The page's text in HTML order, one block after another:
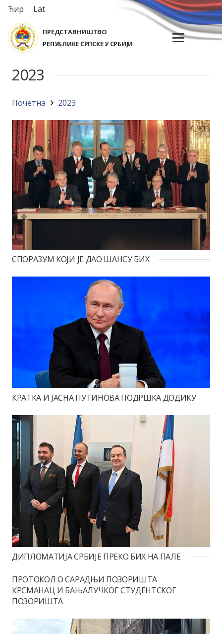
Ћир Lat
ПРЕДСТАВНИШТВО
РЕПУБЛИКЕ СРПСКЕ У СРБИЈИ
2023
Почетна 2023
СПОРАЗУМ КОЈИ ЈЕ ДАО ШАНСУ БИХ
КРАТКА И ЈАСНА ПУТИНОВА ПОДРШКА ДОДИКУ
ДИПЛОМАТИЈА СРБИЈЕ ПРЕКО БИХ НА ПАЛЕ
ПРОТОКОЛ О САРАДЊИ ПОЗОРИШТА
КРСМАНАЦ И БАЊАЛУЧКОГ СТУДЕНТСКОГ
ПОЗОРИШТА